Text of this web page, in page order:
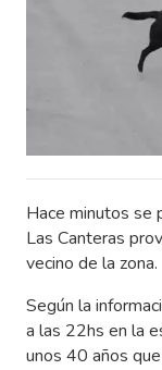
Hace minutos se
Las Canteras
vecino de la zona.
Según la
a las 22hs en la
unos 40 años